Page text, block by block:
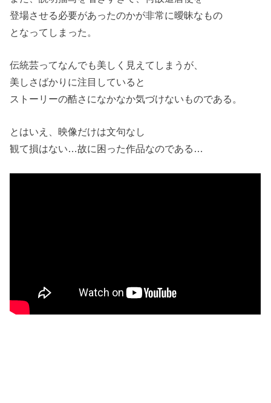
登場させる必要があったのかが非常に曖昧なもの
となってしまった。
伝統芸ってなんでも美しく見えてしまうが、
美しさばかりに注目していると
ストーリーの酷さになかなか気づけないものである。
とはいえ、映像だけは文句なし
観て損はない…故に困った作品なのである…